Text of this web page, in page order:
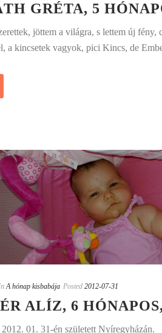
GRÉTA, 5
jöttem a világra, s lettem új fény,
a kincsetek vagyok, pici Kincs, de
A hónap kisbabája Posted 2012-07-31
ALÍZ, 6
01. 31-én született Nyíregyházán.